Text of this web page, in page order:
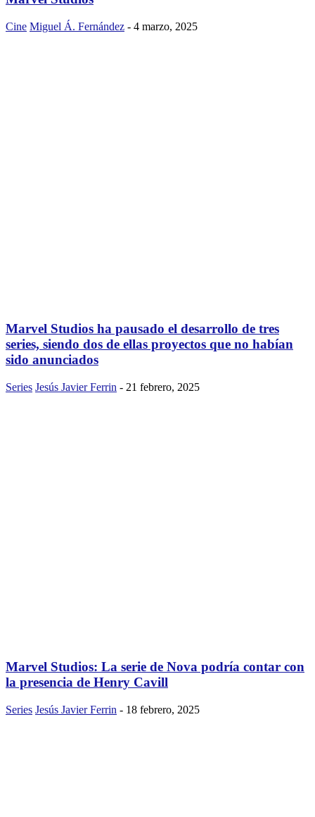
Cine Miguel Á. Fernández - 4 marzo, 2025
Marvel Studios ha pausado el desarrollo de tres
series, siendo dos de ellas proyectos que no habían
sido anunciados
Series Jesús Javier Ferrin - 21 febrero, 2025
Marvel Studios: La serie de Nova podría contar con
la presencia de Henry Cavill
Series Jesús Javier Ferrin - 18 febrero, 2025